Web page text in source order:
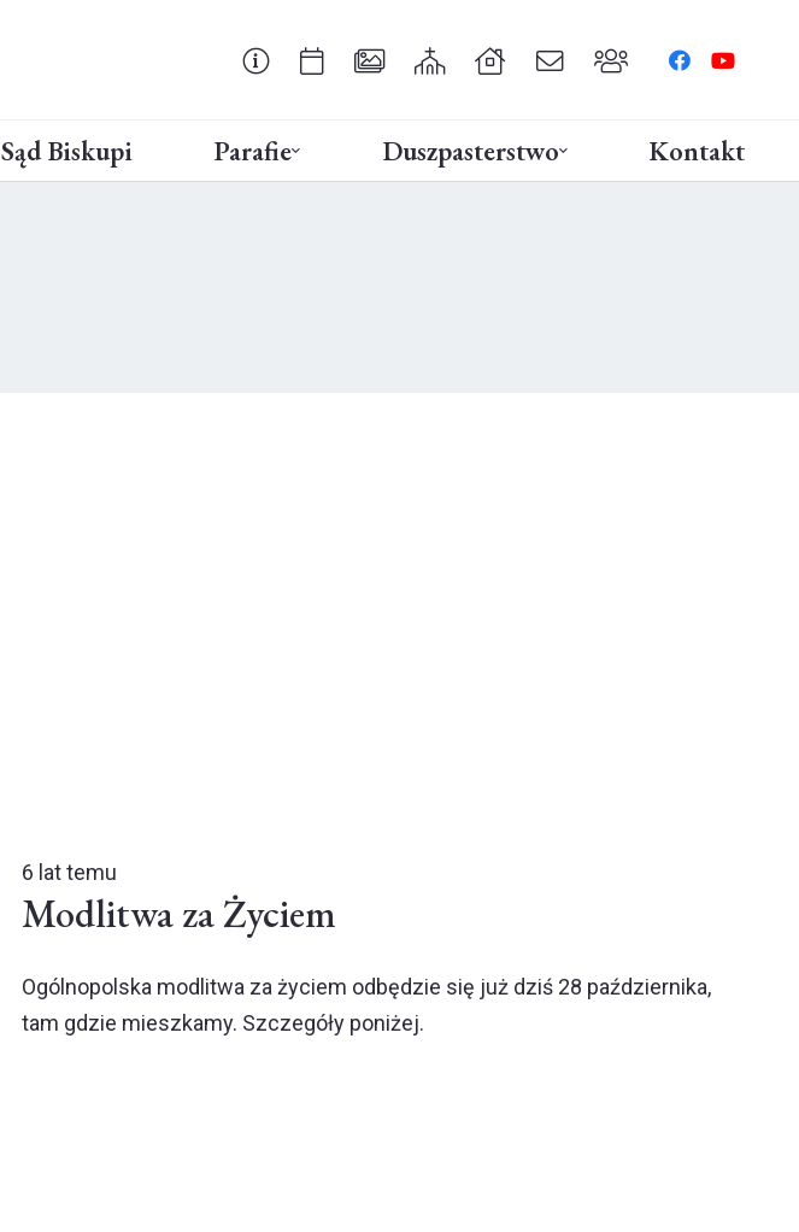
Sąd Biskupi Parafie Duszpasterstwo Kontakt
6 lat temu
Modlitwa za Życiem
Ogólnopolska modlitwa za życiem odbędzie się już dziś 28 października,
tam gdzie mieszkamy. Szczegóły poniżej.